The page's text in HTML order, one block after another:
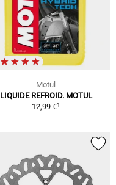
Motul
LIQUIDE REFROID. MOTUL
12,99 €1